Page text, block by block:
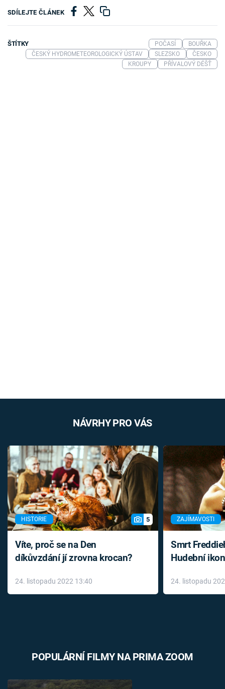
SDÍLEJTE ČLÁNEK
ŠTÍTKY POČASÍ
BOUŘKA
ČESKÝ HYDROMETEOROLOGICKÝ ÚSTAV
SLEZSKO
ČESKO
KROUPY
PŘÍVALOVÝ DÉŠŤ
NÁVRHY PRO VÁS
HISTORIE 5
Víte, proč se na Den
díkůvzdání jí zrovna krocan?
24. listopadu 2022 13:40
ZAJÍMAVOSTI
Smrt
Hudební
léky
24. listopadu
POPULÁRNÍ FILMY NA PRIMA ZOOM